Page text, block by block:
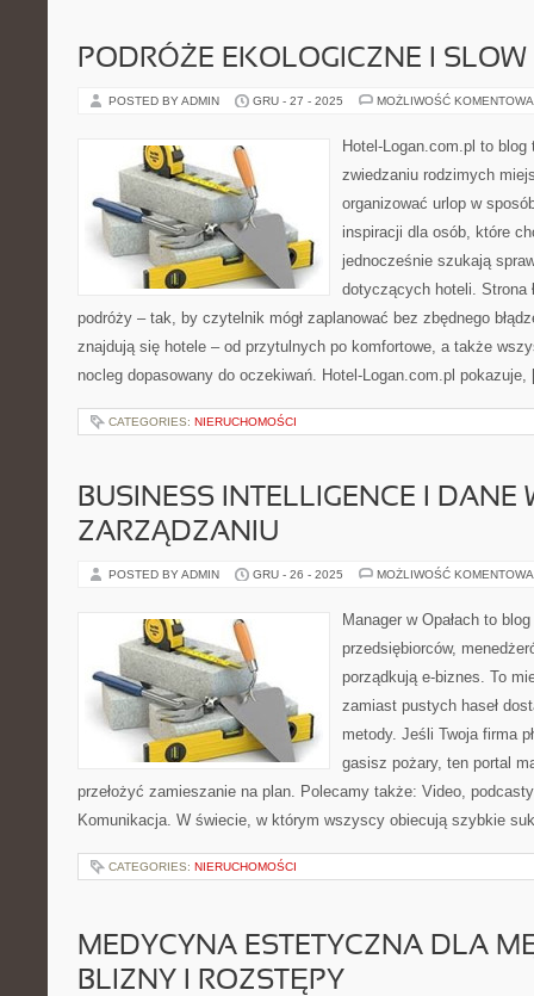
PODRÓŻE EKOLOGICZNE I
POSTED BY ADMIN GRU - 27 - 2025 MOŻLIWOŚĆ
Hotel-Logan.com.pl to
zwiedzaniu rodzimych
organizować urlop w
inspiracji dla osób, które
jednocześnie szukają
dotyczących hoteli. Strona
podróży – tak, by czytelnik mógł zaplanować bez zbędnego
znajdują się hotele – od przytulnych po komfortowe, a także
nocleg dopasowany do oczekiwań. Hotel-Logan.com.pl
CATEGORIES: NIERUCHOMOŚCI
BUSINESS INTELLIGENCE I DANE
ZARZĄDZANIU
POSTED BY ADMIN GRU - 26 - 2025 MOŻLIWOŚĆ
Manager w Opałach to
przedsiębiorców,
porządkują e-biznes. To
zamiast pustych haseł
metody. Jeśli Twoja firma
gasisz pożary, ten portal
przełożyć zamieszanie na plan. Polecamy także: Video,
Komunikacja. W świecie, w którym wszyscy obiecują szybkie
CATEGORIES: NIERUCHOMOŚCI
MEDYCYNA ESTETYCZNA DLA
BLIZNY I ROZSTĘPY